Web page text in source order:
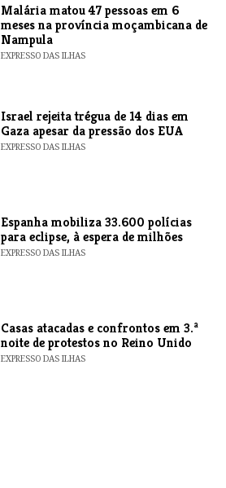
​Malária matou 47 pessoas em 6
meses na província moçambicana de
Nampula
EXPRESSO DAS ILHAS
​Israel rejeita trégua de 14 dias em
Gaza apesar da pressão dos EUA
EXPRESSO DAS ILHAS
Espanha mobiliza 33.600 polícias
para eclipse, à espera de milhões
EXPRESSO DAS ILHAS
Casas atacadas e confrontos em 3.ª
noite de protestos no Reino Unido
EXPRESSO DAS ILHAS